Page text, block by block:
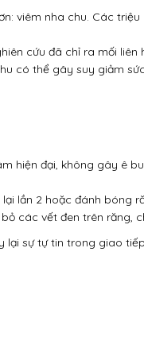
viêm nha chu. Các triệu
cứu đã chỉ ra mối liên
có thể gây suy giảm
hiện đại, không gây ê
lần 2 hoặc đánh bóng
các vết đen trên răng,
lại sự tự tin trong giao